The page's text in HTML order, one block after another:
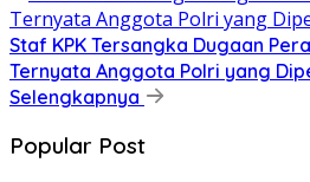
Staf KPK Tersangka Dugaan
Ternyata Anggota Polri yang
Selengkapnya
Popular Post